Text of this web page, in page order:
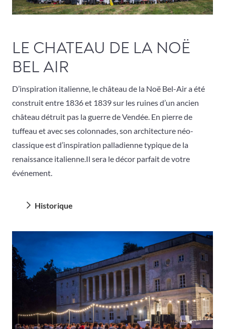
LE CHATEAU DE LA NOË
BEL AIR
D’inspiration italienne, le château de la Noë Bel-Air a été
construit entre 1836 et 1839 sur les ruines d’un ancien
château détruit pas la guerre de Vendée. En pierre de
tuffeau et avec ses colonnades, son architecture néo-
classique est d’inspiration palladienne typique de la
renaissance italienne.Il sera le décor parfait de votre
événement.
Historique